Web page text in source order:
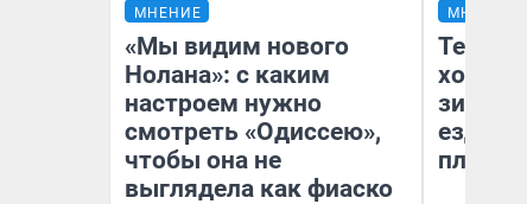
МНЕНИЕ
«Мы видим нового
Нолана»: с каким
настроем нужно
смотреть «Одиссею»,
чтобы она не
выглядела как фиаско
МНЕНИЕ
Тепло
зимой.
ездит
плюсы